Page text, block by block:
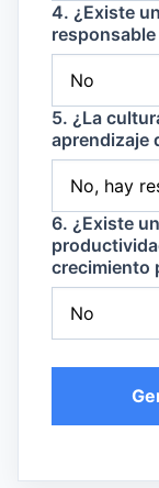
4. ¿Existe
responsable
5. ¿La
aprendizaje
6. ¿Existe
crecimiento